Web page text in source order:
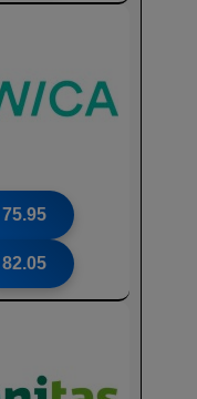
75.95
82.05